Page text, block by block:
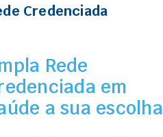
Credenciada
Rede
em
a sua escolha